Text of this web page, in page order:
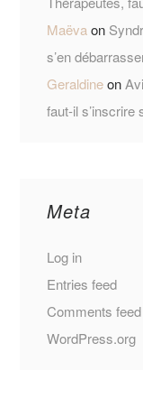
Maëvaon
s’en
Geraldineon
faut-il s’inscrire
Meta
Log in
Entries feed
Comments feed
WordPress.org